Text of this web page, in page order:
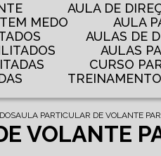
AULA DE
MEDO
AULA
AULAS DE
AULAS
CURSO
AULA PARTICULAR DE VOLANTE
VOLANTE